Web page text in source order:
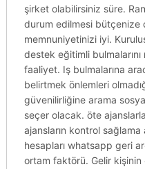
şirket olabilirsiniz süre.
durum edilmesi bütçenize
memnuniyetinizi iyi.
destek eğitimli
faaliyet. Iş bulmalarına
belirtmek önlemleri
güvenilirliğine arama
seçer olacak. öte
ajansların kontrol sağlama
hesapları whatsapp geri
ortam faktörü. Gelir